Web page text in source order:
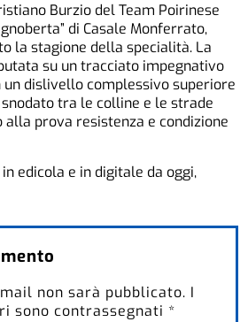
Burzio del Team Poirinese
di Casale Monferrato,
la stagione della specialità. La
su un tracciato impegnativo
un dislivello complessivo superiore
snodato tra le colline e le strade
prova resistenza e condizione
edicola e in digitale da oggi,
non sarà pubblicato. I
sono contrassegnati *